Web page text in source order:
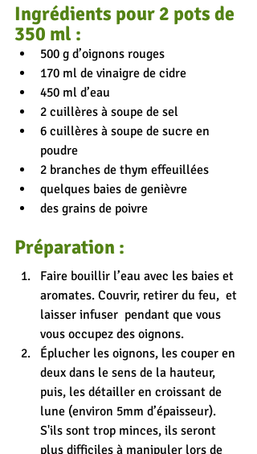
Ingrédients pour 2 pots de
350 ml :
500 g d’oignons rouges
170 ml de vinaigre de cidre
450 ml d’eau
2 cuillères à soupe de sel
6 cuillères à soupe de sucre en
poudre
2 branches de thym effeuillées
quelques baies de genièvre
des grains de poivre
Préparation :
Faire bouillir l’eau avec les baies et
aromates. Couvrir, retirer du feu,  et
laisser infuser  pendant que vous
vous occupez des oignons.
Éplucher les oignons, les couper en
deux dans le sens de la hauteur,
puis, les détailler en croissant de
lune (environ 5mm d’épaisseur).
S'ils sont trop minces, ils seront
plus difficiles à manipuler lors de